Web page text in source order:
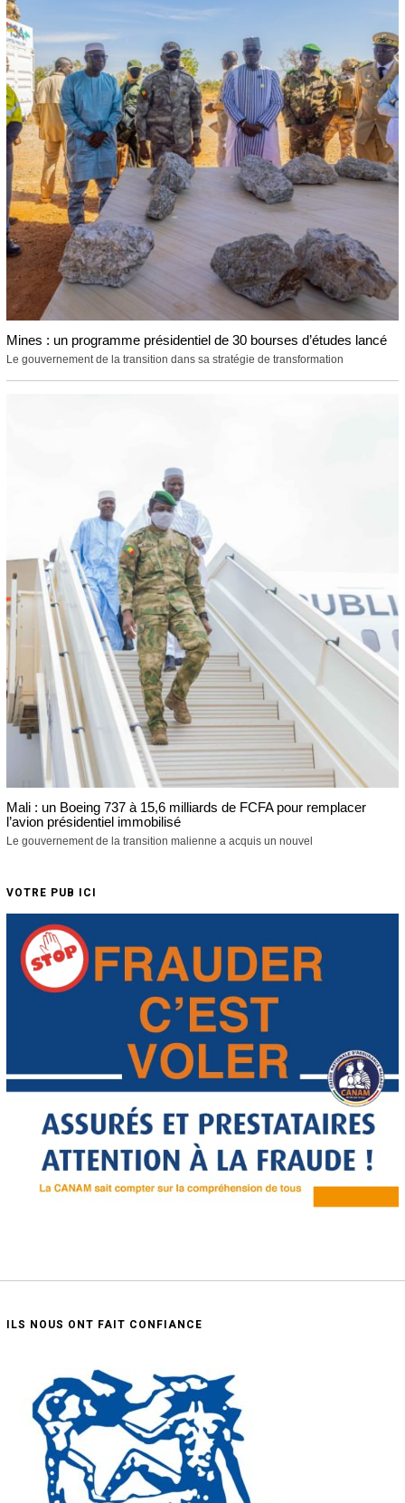
Mines : un programme présidentiel de 30 bourses d’études lancé
Le gouvernement de la transition dans sa stratégie de transformation
Mali : un Boeing 737 à 15,6 milliards de FCFA pour remplacer
l’avion présidentiel immobilisé
Le gouvernement de la transition malienne a acquis un nouvel
VOTRE PUB ICI
ILS NOUS ONT FAIT CONFIANCE